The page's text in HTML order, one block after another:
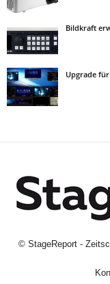
Bildkraft
Upgrade
© StageReport -